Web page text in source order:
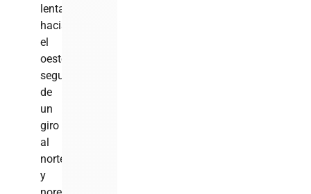
lentamente
hacia
el
oeste,
seguido
de
un
giro
al
norte
y